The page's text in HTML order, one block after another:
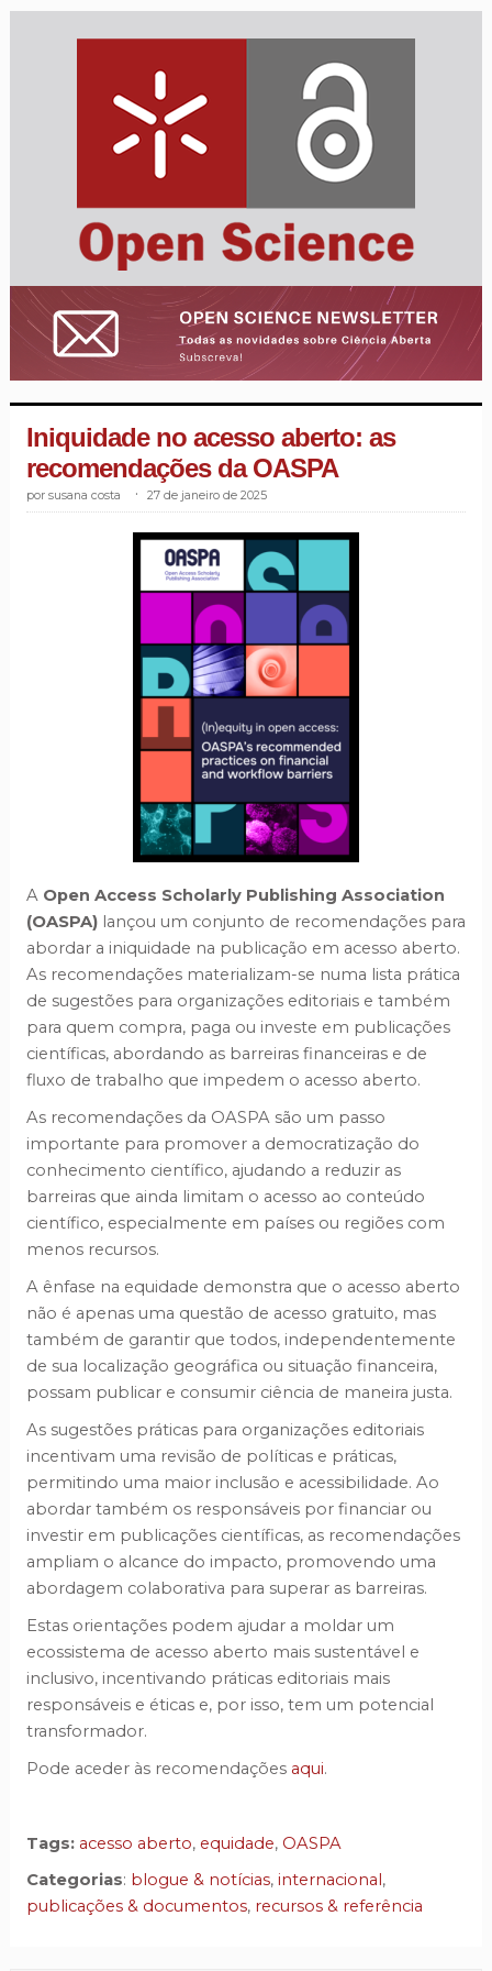
Iniquidade no acesso aberto: as
recomendações da OASPA
susana costa 27 de janeiro de 2025
A Open Access Scholarly Publishing Association
(OASPA)lançou um conjunto de recomendações para
abordar a iniquidade na publicação em acesso aberto.
As recomendações materializam-se numa lista prática
de sugestões para organizações editoriais e também
para quem compra, paga ou investe em publicações
científicas, abordando as barreiras financeiras e de
fluxo de trabalho que impedem o acesso aberto.
As recomendações da OASPA são um passo
importante para promover a democratização do
conhecimento científico, ajudando a reduzir as
barreiras que ainda limitam o acesso ao conteúdo
científico, especialmente em países ou regiões com
menos recursos.
A ênfase na equidade demonstra que o acesso aberto
não é apenas uma questão de acesso gratuito, mas
também de garantir que todos, independentemente
de sua localização geográfica ou situação financeira,
possam publicar e consumir ciência de maneira justa.
As sugestões práticas para organizações editoriais
incentivam uma revisão de políticas e práticas,
permitindo uma maior inclusão e acessibilidade. Ao
abordar também os responsáveis por financiar ou
investir em publicações científicas, as recomendações
ampliam o alcance do impacto, promovendo uma
abordagem colaborativa para superar as barreiras.
Estas orientações podem ajudar a moldar um
ecossistema de acesso aberto mais sustentável e
inclusivo, incentivando práticas editoriais mais
responsáveis e éticas e, por isso, tem um potencial
transformador.
Pode aceder às recomendações aqui.
Tags: acesso aberto, equidade, OASPA
Categorias: blogue & notícias, internacional,
publicações & documentos, recursos & referência